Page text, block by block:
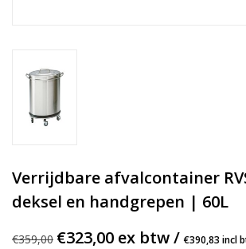
Verrijdbare afvalcontainer
deksel en handgrepen | 60L
€359,00 €323,00 ex btw /€390,83 incl